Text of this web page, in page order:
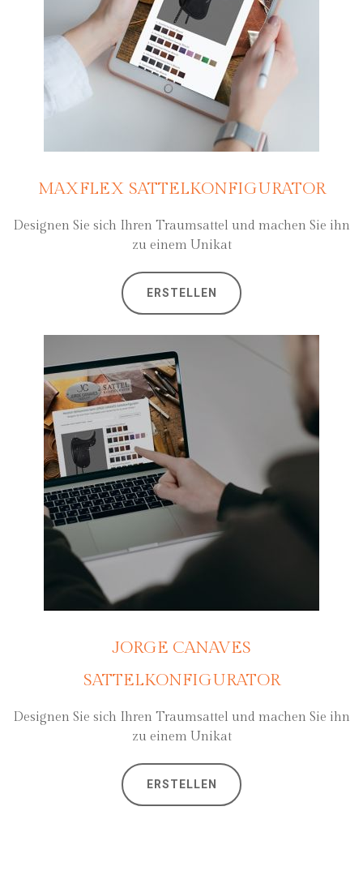
MAXFLEX SATTELKONFIGURATOR
Designen Sie sich Ihren Traumsattel und machen Sie ihn
zu einem Unikat
ERSTELLEN
JORGE CANAVES
SATTELKONFIGURATOR
Designen Sie sich Ihren Traumsattel und machen Sie ihn
zu einem Unikat
ERSTELLEN